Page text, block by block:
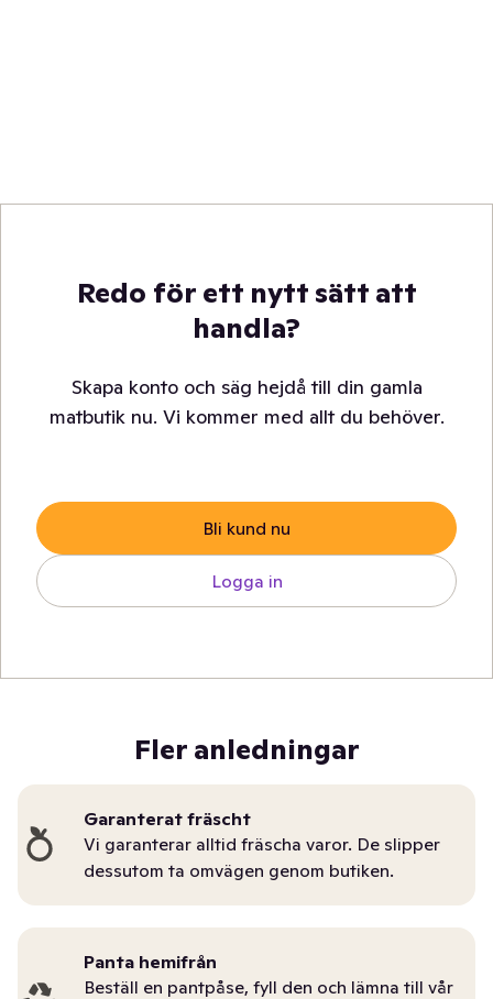
Redo för ett nytt sätt att
handla?
Skapa konto och säg hejdå till din gamla
matbutik nu. Vi kommer med allt du behöver.
Bli kund nu
Logga in
Fler anledningar
Garanterat fräscht
Vi garanterar alltid fräscha varor. De slipper
dessutom ta omvägen genom butiken.
Panta hemifrån
Beställ en pantpåse, fyll den och lämna till vår